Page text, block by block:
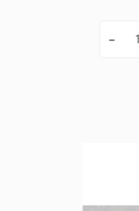
–